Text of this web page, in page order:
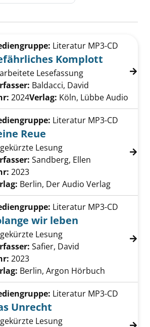
springen
Details von Gefährliches Komplott
Literatur MP3-CD
Komplott
Lesefassung
Baldacci, David
2024Verlag: Köln, Lübbe Audio
Details von Keine Reue anzeigen
Literatur MP3-CD
Reue
Lesung
Sandberg, Ellen
2023
Berlin, Der Audio Verlag
Details von Solange wir leben
Literatur MP3-CD
wir leben
Lesung
Safier, David
2023
Berlin, Argon Hörbuch
Details von Das Unrecht anzeigen
Literatur MP3-CD
Unrecht
Lesung